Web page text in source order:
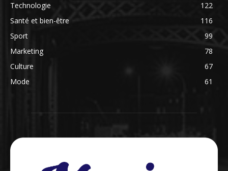
Technologie
122
Santé et bien-être
116
Sport
99
Marketing
78
Culture
67
Mode
61